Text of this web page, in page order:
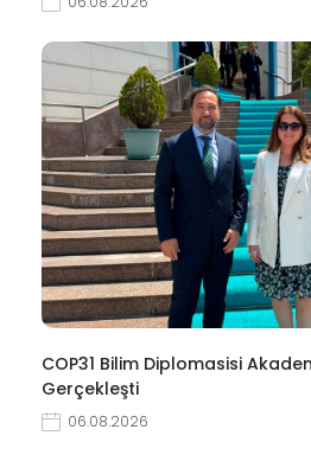
COP31 Bilim Diplomasisi
Gerçekleşti
06.08.2026